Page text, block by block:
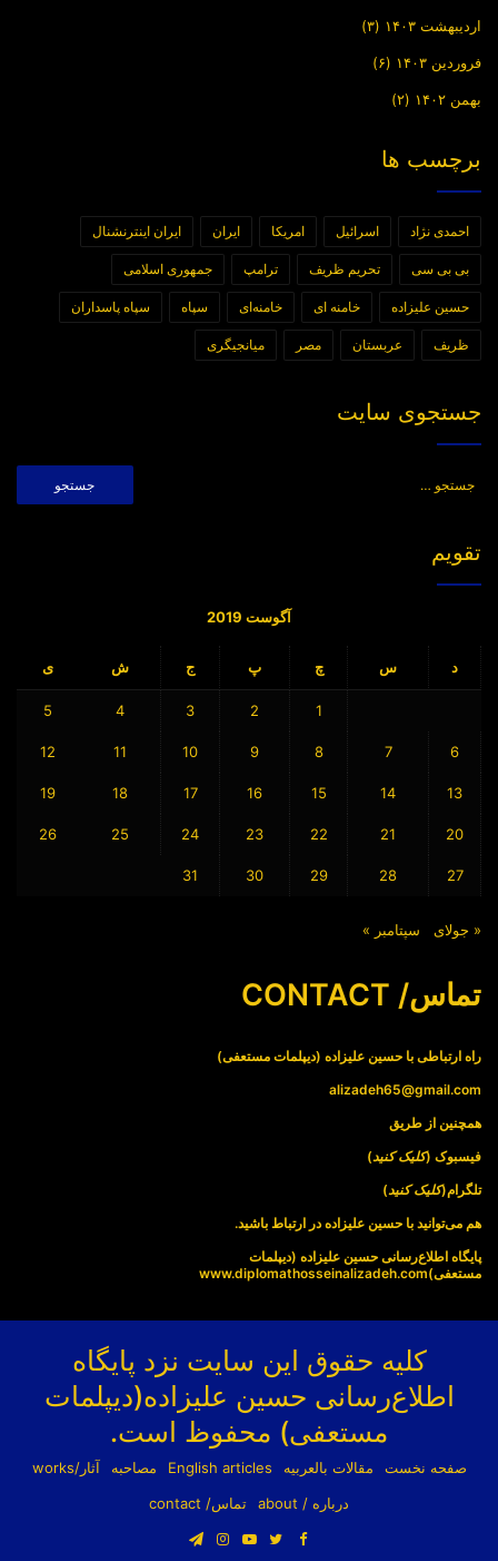
اردیبهشت ۱۴۰۳ (۳)
فروردین ۱۴۰۳ (۶)
بهمن ۱۴۰۲ (۲)
برچسب ها
احمدی نژاد اسرائیل امریکا ایران ایران اینترنشنال
بی بی سی تحریم ظریف ترامپ جمهوری اسلامی
حسین علیزاده خامنه ای خامنه‌ای سپاه سپاه پاسداران
ظریف عربستان مصر میانجیگری
جستجوی سایت
تقویم
آگوست 2019
د س چ پ ج ش ی
1
2
3
4
5
6
7
8
9
10
11
12
13
14
15
16
17
18
19
20
21
22
23
24
25
26
27
28
29
30
31
« جولای سپتامبر »
تماس/ CONTACT
راه ارتباطی با حسین علیزاده (دیپلمات مستعفی)
alizadeh65@gmail.com
همچنین از طریق
فیسبوک (کلیک کنید)
تلگرام(کلیک کنید)
هم می‌توانید با حسین علیزاده در ارتباط باشید.
پایگاه اطلاع‌رسانی حسین علیزاده (دیپلمات
مستعفی)www.diplomathosseinalizadeh.com
کلیه حقوق این سایت نزد پایگاه
اطلاع‌رسانی حسین علیزاده(دیپلمات
مستعفی) محفوظ است.
صفحه نخست مقالات بالعربیه English articles مصاحبه
آثار/works
درباره / about
تماس/ contact
فیسبوکتوییتریوتیوباینستاگرام
تلگرام